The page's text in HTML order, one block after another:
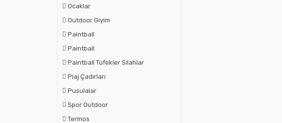
Ocaklar
Outdoor Giyim
Paintball
Paintball
Paintball Tüfekler Silahlar
Plaj Çadırları
Pusulalar
Spor Outdoor
Termos